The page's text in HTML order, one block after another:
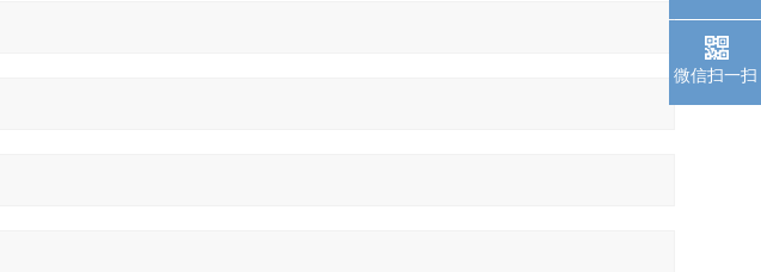
微信扫一扫